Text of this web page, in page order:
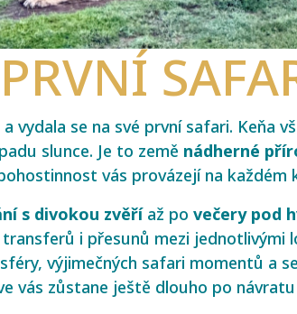
vydala se na své první safari. Keňa
slunce. Je to země nádherné
vás provázejí na každém
s divokou zvěříaž po večery pod
i přesunů mezi jednotlivými
výjimečných safari momentů a
vás zůstane ještě dlouho po